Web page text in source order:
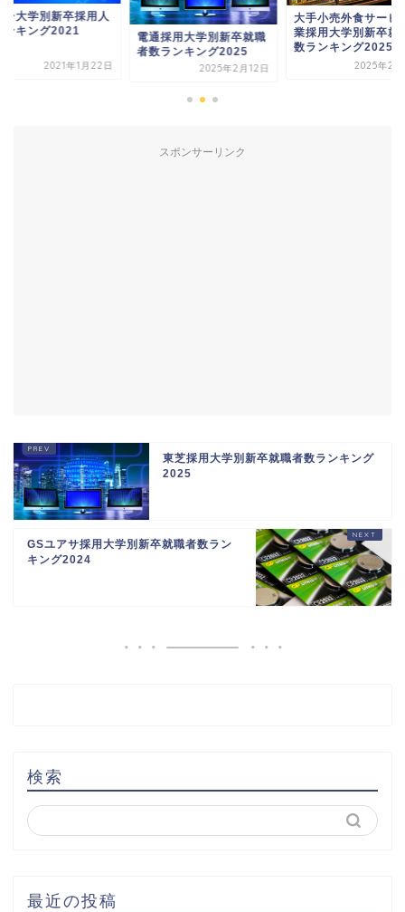
ー大学別新卒採用人
ンキング2021
2021年1月22日
電通採用大学別新卒就職
者数ランキング2025
2025年2月12日
大手小売外食サービ
業採用大学別新卒就
数ランキング2025
2025年2
スポンサーリンク
東芝採用大学別新卒就職者数ランキング
2025
GSユアサ採用大学別新卒就職者数ラン
キング2024
検索
最近の投稿